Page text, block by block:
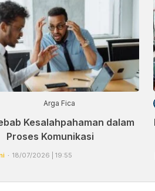
Arga Fica
Kesalahpahaman dalam
Proses Komunikasi
18/07/2026 | 19:55